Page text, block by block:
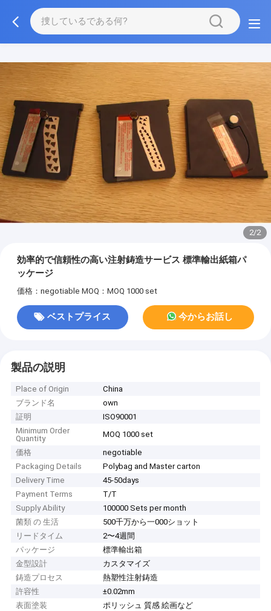
2/2
効率的で信頼性の高い注射鋳造サービス 標準輸出紙箱パ
ッケージ
価格：negotiable MOQ：MOQ 1000 set
ベストプライス 今からお話し
製品の説明
Place of Origin
China
ブランド名
own
証明
ISO90001
Minimum Order
Quantity
MOQ 1000 set
価格
negotiable
Packaging Details
Polybag and Master carton
Delivery Time
45-50days
Payment Terms
T/T
Supply Ability
100000 Sets per month
菌類 の 生活
500千万から一000ショット
リードタイム
2〜4週間
パッケージ
標準輸出箱
金型設計
カスタマイズ
鋳造プロセス
熱塑性注射鋳造
許容性
±0.02mm
表面塗装
ポリッシュ 質感 絵画など